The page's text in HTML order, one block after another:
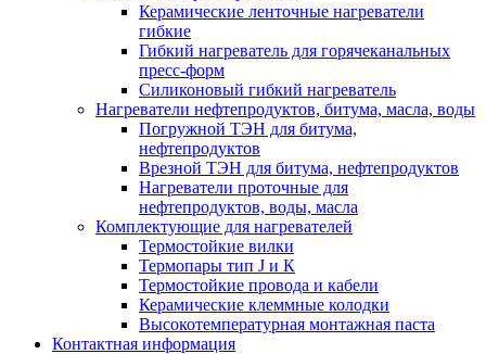
Керамические ленточные нагреватели
гибкие
Гибкий нагреватель для горячеканальных
пресс-форм
Силиконовый гибкий нагреватель
Нагреватели нефтепродуктов, битума, масла, воды
Погружной ТЭН для битума,
нефтепродуктов
Врезной ТЭН для битума, нефтепродуктов
Нагреватели проточные для
нефтепродуктов, воды, масла
Комплектующие для нагревателей
Термостойкие вилки
Термопары тип J и К
Термостойкие провода и кабели
Керамические клеммные колодки
Высокотемпературная монтажная паста
Контактная информация